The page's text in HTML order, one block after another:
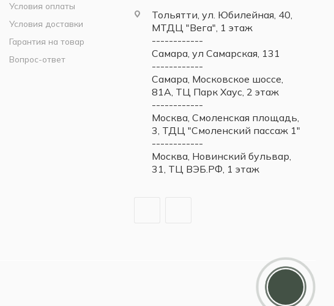
Условия оплаты
Условия доставки
Гарантия на товар
Вопрос-ответ
Тольятти, ул. Юбилейная, 40,
МТДЦ "Вега", 1 этаж
------------
Самара, ул Самарская, 131
------------
Самара, Московское шоссе,
81А, ТЦ Парк Хаус, 2 этаж
------------
Москва, Смоленская площадь,
3, ТДЦ "Смоленский пассаж 1"
------------
Москва, Новинский бульвар,
31, ТЦ ВЭБ.РФ, 1 этаж